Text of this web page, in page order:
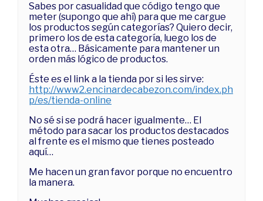
Sabes por casualidad que código tengo que
meter (supongo que ahí) para que me cargue
los productos según categorías? Quiero decir,
primero los de esta categoría, luego los de
esta otra… Básicamente para mantener un
orden más lógico de productos.
Éste es el link a la tienda por si les sirve:
http://www2.encinardecabezon.com/index.ph
p/es/tienda-online
No sé si se podrá hacer igualmente… El
método para sacar los productos destacados
al frente es el mismo que tienes posteado
aquí…
Me hacen un gran favor porque no encuentro
la manera.